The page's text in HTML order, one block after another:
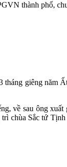
thành phố,
giêng năm
về sau ông
chùa Sắc tứ